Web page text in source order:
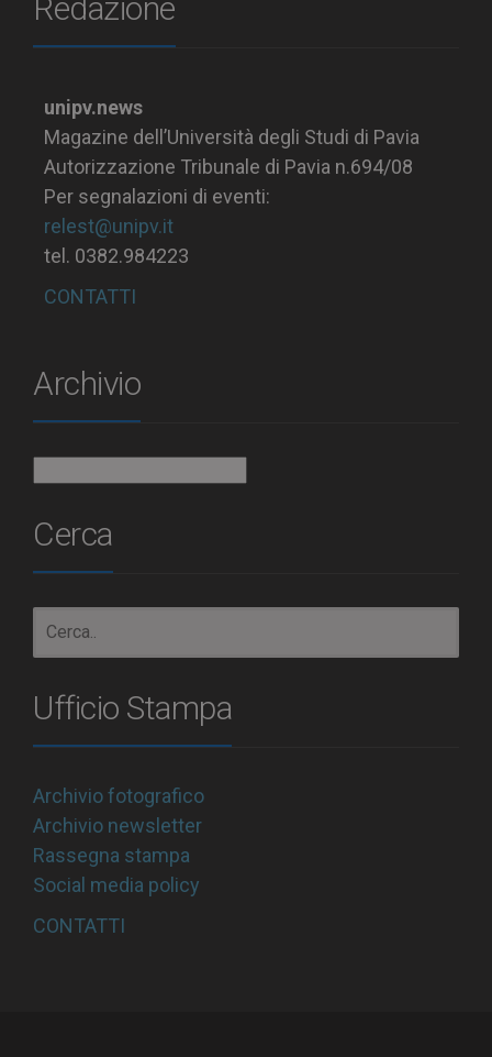
Redazione
unipv.news
Magazine dell’Università degli Studi di Pavia
Autorizzazione Tribunale di Pavia n.694/08
Per segnalazioni di eventi:
relest@unipv.it
tel. 0382.984223
CONTATTI
Archivio
Cerca
Ufficio Stampa
Archivio fotografico
Archivio newsletter
Rassegna stampa
Social media policy
CONTATTI